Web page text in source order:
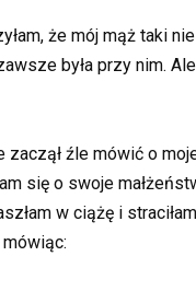
że mój mąż taki
była przy nim.
źle mówić o
się o swoje
w ciążę i